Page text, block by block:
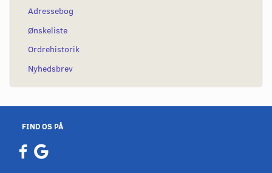
Adressebog
Ønskeliste
Ordrehistorik
Nyhedsbrev
FIND OS PÅ